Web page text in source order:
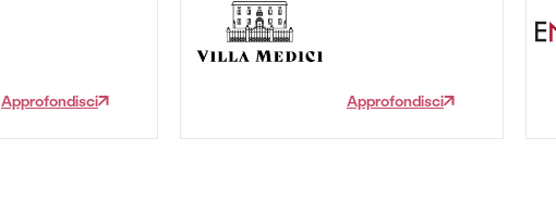
Approfondisci Approfondisci